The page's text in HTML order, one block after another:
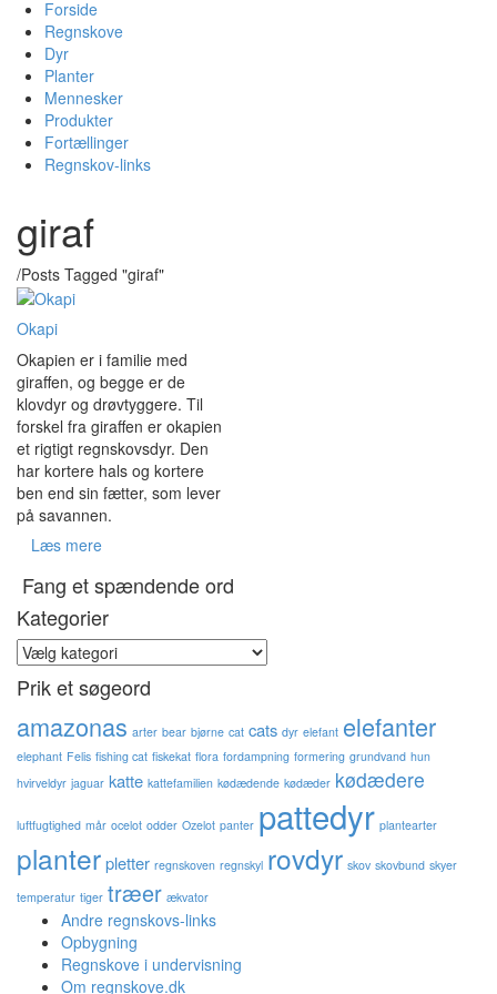
Forside
Regnskove
Dyr
Planter
Mennesker
Produkter
Fortællinger
Regnskov-links
giraf
/Posts Tagged "giraf"
Okapi
Okapien er i familie med
giraffen, og begge er de
klovdyr og drøvtyggere. Til
forskel fra giraffen er okapien
et rigtigt regnskovsdyr. Den
har kortere hals og kortere
ben end sin fætter, som lever
på savannen.
Læs mere
Fang et spændende ord
Kategorier
Kategorier
Prik et søgeord
amazonas arter bear bjørne cat cats dyr elefant elefanter
elephant Felis fishing cat fiskekat flora fordampning formering grundvand hun
hvirveldyr jaguar katte kattefamilien kødædende kødæder kødædere
luftfugtighed mår ocelot odder Ozelot panter pattedyr plantearter
planterpletter regnskoven regnskyl rovdyr skov skovbund skyer
temperatur tiger træer ækvator
Andre regnskovs-links
Opbygning
Regnskove i undervisning
Om regnskove.dk